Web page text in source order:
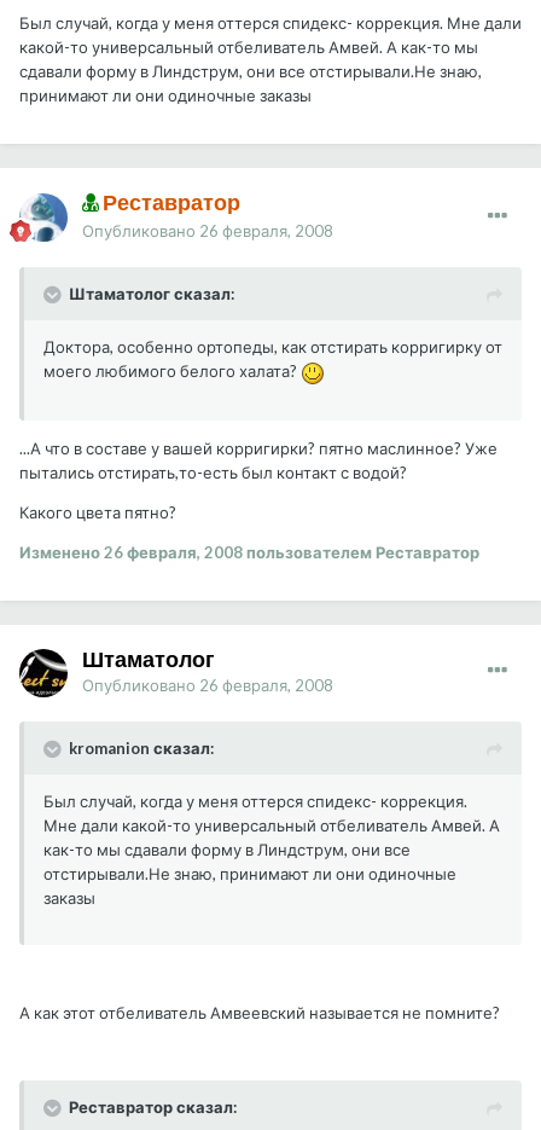
Был случай, когда у меня оттерся спидекс- коррекция. Мне дали
какой-то универсальный отбеливатель Амвей. А как-то мы
сдавали форму в Линдструм, они все отстирывали.Не знаю,
принимают ли они одиночные заказы
Реставратор
Опубликовано 26 февраля, 2008
Штаматолог сказал:
Доктора, особенно ортопеды, как отстирать корригирку от
моего любимого белого халата?
...А что в составе у вашей корригирки? пятно маслинное? Уже
пытались отстирать,то-есть был контакт с водой?
Какого цвета пятно?
Изменено26 февраля, 2008пользователем Реставратор
Штаматолог
Опубликовано 26 февраля, 2008
kromanion сказал:
Был случай, когда у меня оттерся спидекс- коррекция.
Мне дали какой-то универсальный отбеливатель Амвей. А
как-то мы сдавали форму в Линдструм, они все
отстирывали.Не знаю, принимают ли они одиночные
заказы
А как этот отбеливатель Амвеевский называется не помните?
Реставратор сказал: